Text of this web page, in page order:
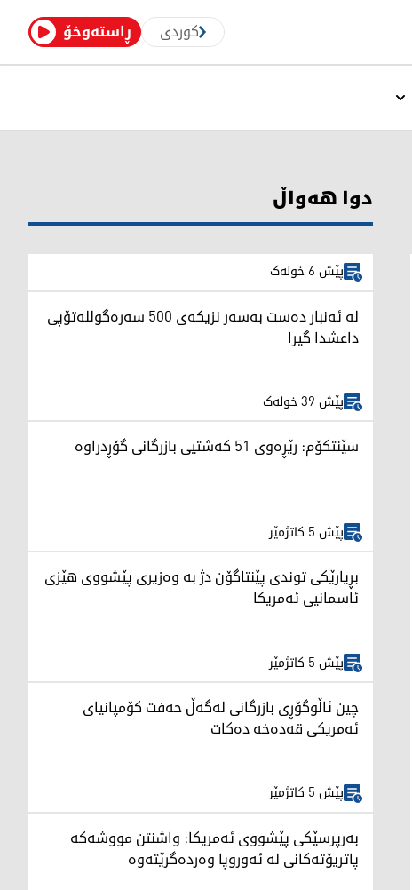
ڕاستەوخۆ کوردی
دوا هەواڵ
پێش 6 خولەک
لە ئەنبار دەست بەسەر نزیکەی 500 سەرەگوللەتۆپی
داعشدا گیرا
پێش 39 خولەک
سێنتکۆم: رێڕەوی 51 کەشتیی بازرگانی گۆڕدراوە
پێش 5 کاتژمێر
بڕیارێکی توندی پێنتاگۆن دژ بە وەزیری پێشووی هێزی
ئاسمانیی ئەمریکا
پێش 5 کاتژمێر
چین ئاڵوگۆڕی بازرگانی لەگەڵ حەفت کۆمپانیای
ئەمریکی قەدەخە دەکات
پێش 5 کاتژمێر
بەرپرسێکی پێشووی ئەمریکا: واشنتن مووشەکە
پاتریۆتەکانی لە ئەوروپا وەردەگرێتەوە